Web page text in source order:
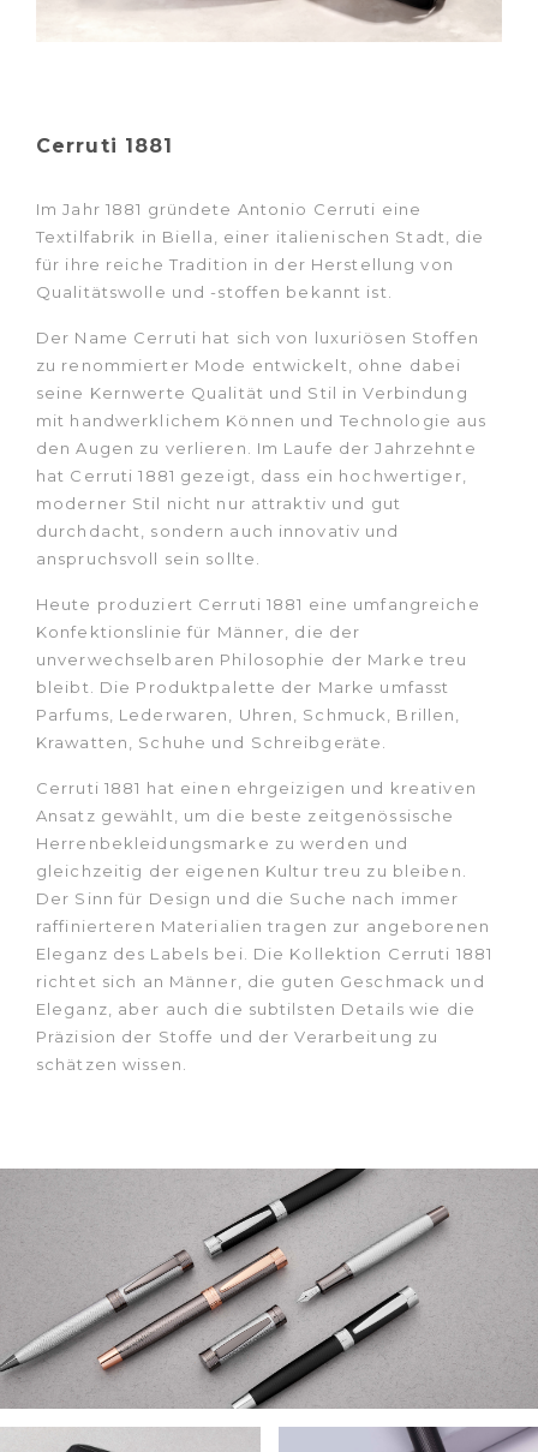
Cerruti 1881
Im Jahr 1881 gründete Antonio Cerruti eine
Textilfabrik in Biella, einer italienischen Stadt, die
für ihre reiche Tradition in der Herstellung von
Qualitätswolle und -stoffen bekannt ist.
Der Name Cerruti hat sich von luxuriösen Stoffen
zu renommierter Mode entwickelt, ohne dabei
seine Kernwerte Qualität und Stil in Verbindung
mit handwerklichem Können und Technologie aus
den Augen zu verlieren. Im Laufe der Jahrzehnte
hat Cerruti 1881 gezeigt, dass ein hochwertiger,
moderner Stil nicht nur attraktiv und gut
durchdacht, sondern auch innovativ und
anspruchsvoll sein sollte.
Heute produziert Cerruti 1881 eine umfangreiche
Konfektionslinie für Männer, die der
unverwechselbaren Philosophie der Marke treu
bleibt. Die Produktpalette der Marke umfasst
Parfums, Lederwaren, Uhren, Schmuck, Brillen,
Krawatten, Schuhe und Schreibgeräte.
Cerruti 1881 hat einen ehrgeizigen und kreativen
Ansatz gewählt, um die beste zeitgenössische
Herrenbekleidungsmarke zu werden und
gleichzeitig der eigenen Kultur treu zu bleiben.
Der Sinn für Design und die Suche nach immer
raffinierteren Materialien tragen zur angeborenen
Eleganz des Labels bei. Die Kollektion Cerruti 1881
richtet sich an Männer, die guten Geschmack und
Eleganz, aber auch die subtilsten Details wie die
Präzision der Stoffe und der Verarbeitung zu
schätzen wissen.